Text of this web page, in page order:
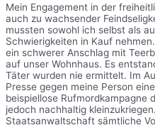
Mein Engagement in der
auch zu wachsender
mussten sowohl ich selbst als
Schwierigkeiten in Kauf
ein schwerer Anschlag mit
auf unser Wohnhaus. Es
Täter wurden nie ermittelt. Im
Presse gegen meine Person eine
beispiellose Rufmordkampagne
jedoch nachhaltig
Staatsanwaltschaft sämtliche